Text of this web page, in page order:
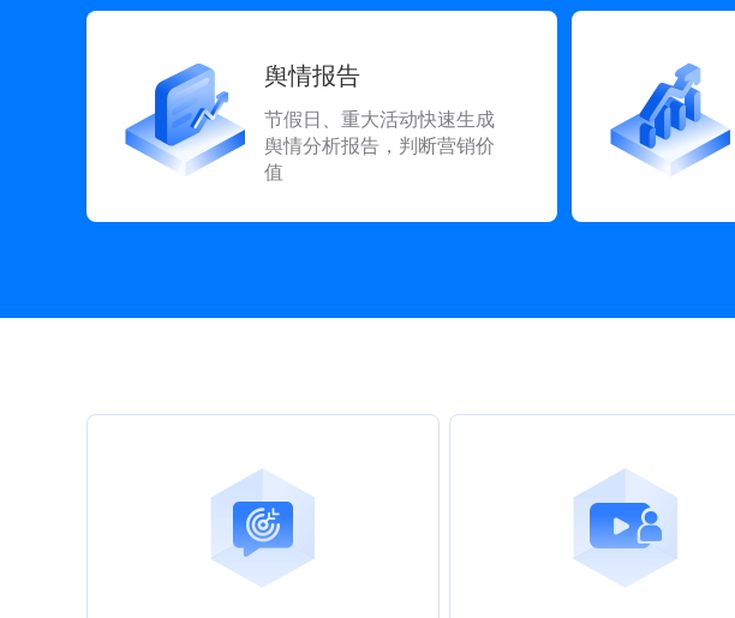
舆情报告
节假日、重大活动快速生成
舆情分析报告，判断营销价
值